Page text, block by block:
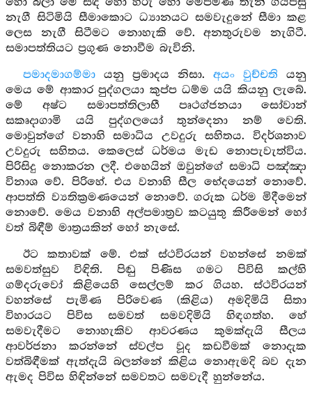
නැගී සිටිමියි සීමාකොට ධ්‍යානයට සමවැදුනේ සීමා කළ
ලෙස නැගී සිටීමට නොහැකි වේ. අනතුරුවම නැගිටී.
සමාපත්තියට ප්‍රගුණ නොවීම බැවිනි.
පමාදමාගම්මායනු ප්‍රමාදය නිසා. අයං වුච්චති යනු
මෙය මේ ආකාර පුද්ගලයා කුප්ප ධම්ම යයි කියනු ලැබේ.
මේ අෂ්ට සමාපත්තිලාභී පෘථග්ජනයා සෝවාන්
සකෘදාගාමි යයි පුද්ගලයෝ තුන්දෙනා නම් වෙති.
මොවුන්ගේ වනාහි සමාධිය උවදුරු සහිතය. විදර්ශනාව
උවදුරු සහිතය. කෙලෙස් ධර්මය මැඩ නොපැවැත්විය.
පිරිසිදු නොකරන ලදී. එහෙයින් ඔවුන්ගේ සමාධි පඤ්ඤා
විනාශ වේ. පිරිහේ. එය වනාහි සීල භේදයෙන් නොවේ.
ආපත්ති ව්‍යතික්‍රමණයෙන් නොවේ. ගරුක ධර්ම මිදීමෙන්
නොවේ. මෙය වනාහි අල්පමාත්‍රව කටයුතු කිරීමෙන් හෝ
වත් බිඳීම් මාත්‍රයකින් හෝ නැසේ.
ඊට කතාවක් මේ. එක් ස්ථවිරයන් වහන්සේ නමක්
සමවත්සුව විඳිති. පිඬු පිණිස ගමට පිවිසි කල්හි
ගම්දරුවෝ කිළියෙහි සෙල්ලම් කර ගියහ. ස්ථවිරයන්
වහන්සේ පැමිණ පිරිවෙණ (කිළිය) අමදිමියි සිතා
විහාරයට පිවිස සමවත් සමවදිමියි හිඳගත්හ. හේ
සමවැදීමට නොහැකිව ආවරණය කුමක්දැයි සීලය
ආවර්ජනා කරන්නේ ස්වල්ප වූද කඩවීමක් නොදැක
වත්බිඳීමක් ඇත්දැයි බලන්නේ කිළිය නොඇමදි බව දැන
ඇමද පිවිස හිඳින්නේ සමවතට සමවැදී හුන්නේය.